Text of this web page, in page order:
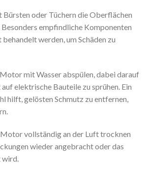
Bürsten oder Tüchern die Oberflächen
empfindliche Komponenten
werden, um Schäden zu
mit Wasser abspülen, dabei darauf
elektrische Bauteile zu sprühen. Ein
hilft, gelösten Schmutz zu entfernen,
vollständig an der Luft trocknen
wieder angebracht oder das